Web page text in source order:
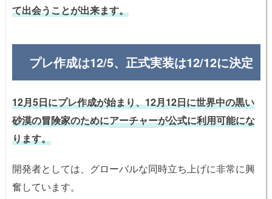
て出会うことが出来ます。
プレ作成は12/5、正式実装は12/12に決定
12月5日にプレ作成が始まり、12月12日に世界中の黒い
砂漠の冒険家のためにアーチャーが公式に利用可能にな
ります。
開発者としては、グローバルな同時立ち上げに非常に興
奮しています。